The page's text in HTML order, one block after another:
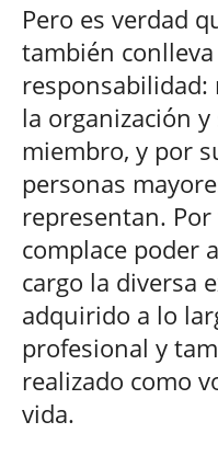
Pero es verdad
también
responsabilidad:
la organización
miembro, y por
personas
representan.
complace poder
cargo la diversa
adquirido a lo
profesional y
realizado como
vida.